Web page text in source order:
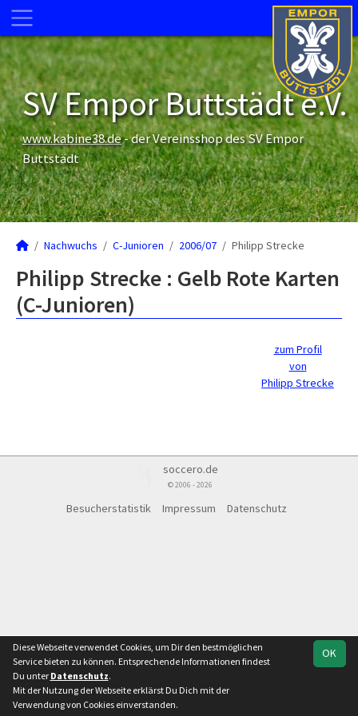
SV Empor Buttstädt e.V.
www.kabine38.de- der Vereinsshop des SV Empor
Buttstädt
Nachwuchs C-Junioren 2006/07 Philipp Strecke
Philipp Strecke : Gelb Rote Karten
(C-Junioren)
zum Profil
von
Philipp Strecke
soccero.de
© 2006 - 2026
Besucherstatistik Impressum Datenschutz
OK
Diese Webseite verwendet Cookies, um Dir den bestmöglichen
Service bieten zu können. Entsprechende Informationen findest
Du unter Datenschutz.
Mit der Nutzung der Webseite erklärst Du Dich mit der
Verwendung von Cookies einverstanden.